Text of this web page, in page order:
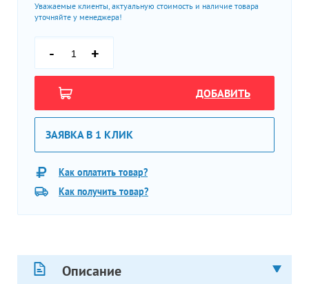
Уважаемые клиенты, актуальную стоимость и наличие товара
уточняйте у менеджера!
- +
ДОБАВИТЬ
ЗАЯВКА В 1 КЛИК
Как оплатить товар?
Как получить товар?
Описание